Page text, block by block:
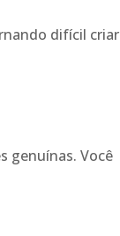
difícil criar
genuínas. Você